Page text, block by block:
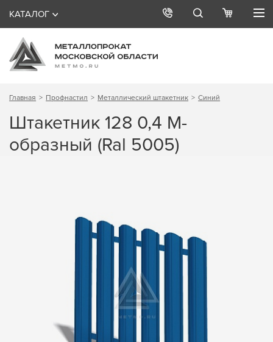
КАТАЛОГ
Главная Профнастил Металлический штакетник Синий
Штакетник 128 0,4 М-
образный (Ral 5005)